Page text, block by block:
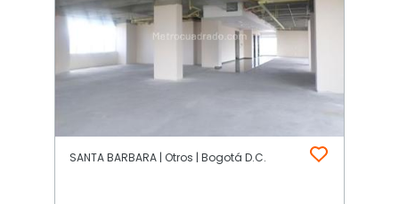
SANTA BARBARA | Otros | Bogotá D.C.